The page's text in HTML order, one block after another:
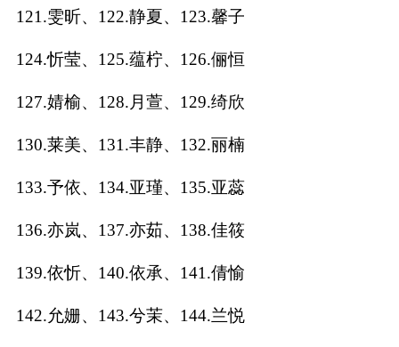
121.雯昕、122.静夏、123.馨子
124.忻莹、125.蕴柠、126.俪恒
127.婧榆、128.月萱、129.绮欣
130.莱美、131.丰静、132.丽楠
133.予依、134.亚瑾、135.亚蕊
136.亦岚、137.亦茹、138.佳筱
139.依忻、140.依承、141.倩愉
142.允姗、143.兮茉、144.兰悦